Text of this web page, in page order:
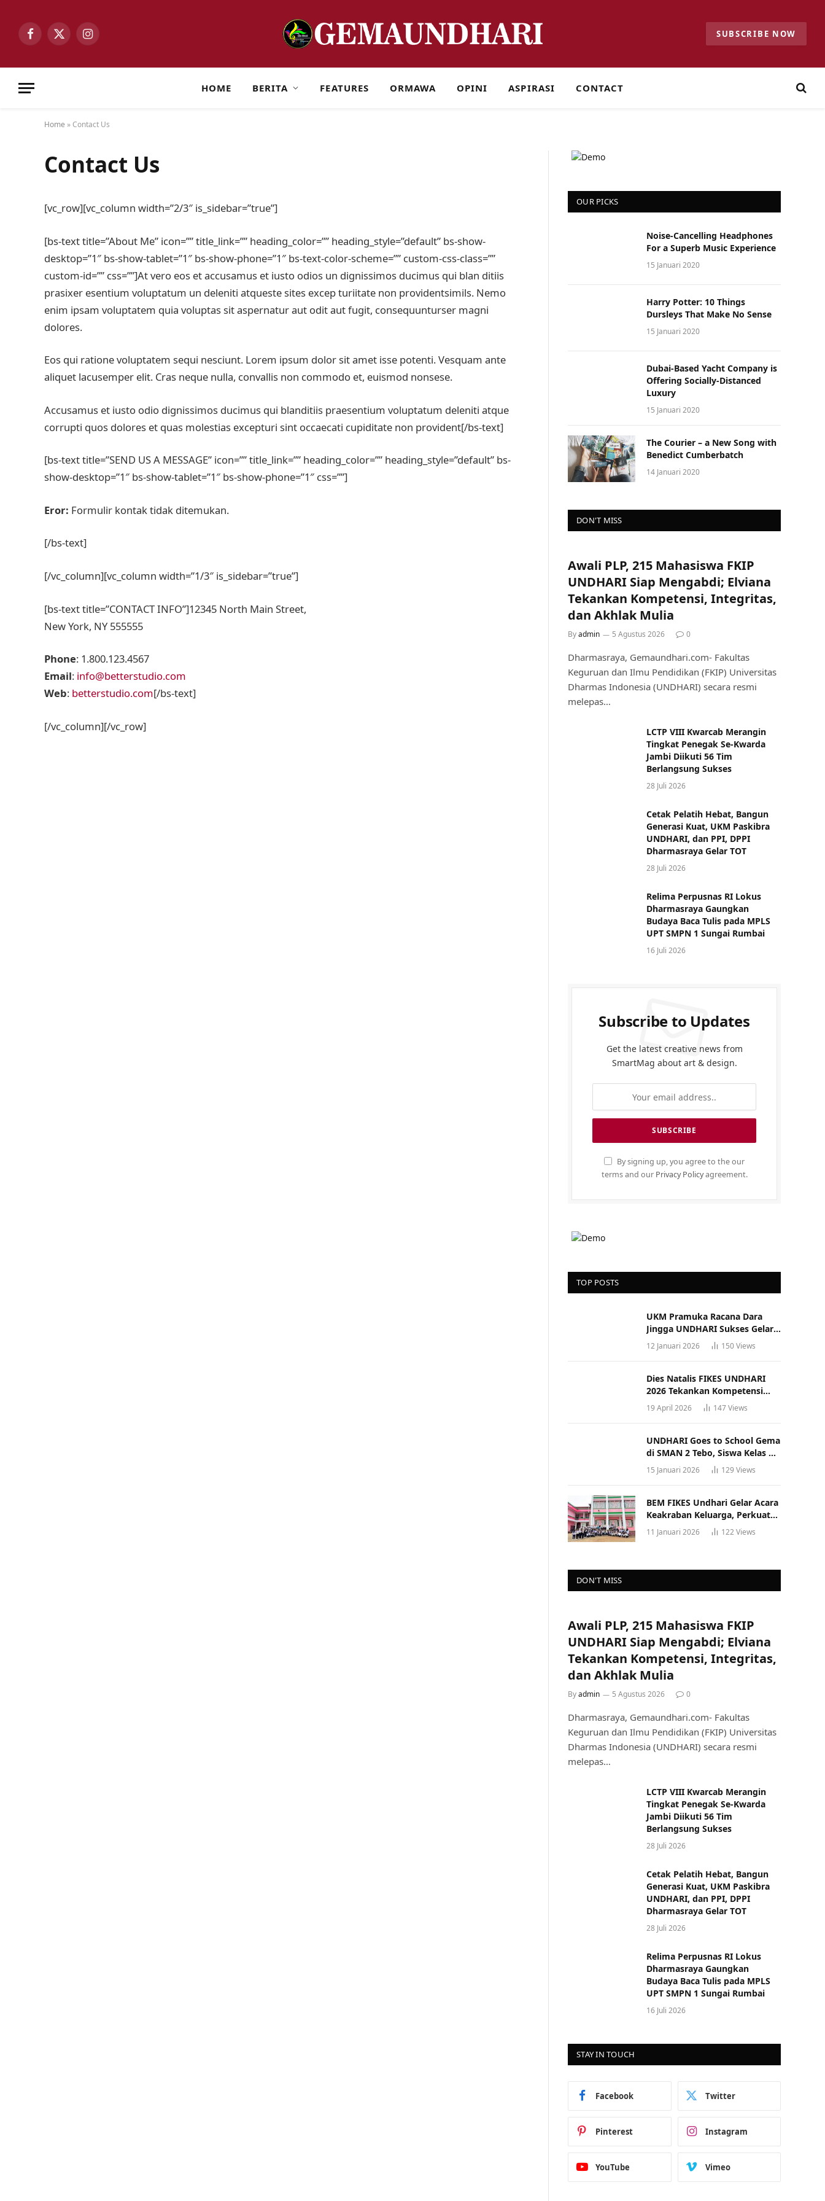
Facebook
X
Instagram SUBSCRIBE NOW
HOME BERITA FEATURES ORMAWA OPINI ASPIRASI CONTACT
Home »Contact Us
Contact Us
[vc_row][vc_column width=”2/3″ is_sidebar=”true”]
[bs-text title=”About Me” icon=”” title_link=”” heading_color=”” heading_style=”default” bs-show-
desktop=”1″ bs-show-tablet=”1″ bs-show-phone=”1″ bs-text-color-scheme=”” custom-css-class=””
custom-id=”” css=””]At vero eos et accusamus et iusto odios un dignissimos ducimus qui blan ditiis
prasixer esentium voluptatum un deleniti atqueste sites excep turiitate non providentsimils. Nemo
enim ipsam voluptatem quia voluptas sit aspernatur aut odit aut fugit, consequunturser magni
dolores.
Eos qui ratione voluptatem sequi nesciunt. Lorem ipsum dolor sit amet isse potenti. Vesquam ante
aliquet lacusemper elit. Cras neque nulla, convallis non commodo et, euismod nonsese.
Accusamus et iusto odio dignissimos ducimus qui blanditiis praesentium voluptatum deleniti atque
corrupti quos dolores et quas molestias excepturi sint occaecati cupiditate non provident[/bs-text]
[bs-text title=”SEND US A MESSAGE” icon=”” title_link=”” heading_color=”” heading_style=”default” bs-
show-desktop=”1″ bs-show-tablet=”1″ bs-show-phone=”1″ css=””]
Eror: Formulir kontak tidak ditemukan.
[/bs-text]
[/vc_column][vc_column width=”1/3″ is_sidebar=”true”]
[bs-text title=”CONTACT INFO”]12345 North Main Street,
New York, NY 555555
Phone: 1.800.123.4567
Email: info@betterstudio.com
Web: betterstudio.com[/bs-text]
[/vc_column][/vc_row]
OUR PICKS
Noise-Cancelling Headphones
For a Superb Music Experience
15 Januari 2020
Harry Potter: 10 Things
Dursleys That Make No Sense
15 Januari 2020
Dubai-Based Yacht Company is
Offering Socially-Distanced
Luxury
15 Januari 2020
The Courier – a New Song with
Benedict Cumberbatch
14 Januari 2020
DON'T MISS
Awali PLP, 215 Mahasiswa FKIP
UNDHARI Siap Mengabdi; Elviana
Tekankan Kompetensi, Integritas,
dan Akhlak Mulia
Byadmin 5 Agustus 2026 0
Dharmasraya, Gemaundhari.com- Fakultas
Keguruan dan Ilmu Pendidikan (FKIP) Universitas
Dharmas Indonesia (UNDHARI) secara resmi
melepas…
LCTP VIII Kwarcab Merangin
Tingkat Penegak Se-Kwarda
Jambi Diikuti 56 Tim
Berlangsung Sukses
28 Juli 2026
Cetak Pelatih Hebat, Bangun
Generasi Kuat, UKM Paskibra
UNDHARI, dan PPI, DPPI
Dharmasraya Gelar TOT
28 Juli 2026
Relima Perpusnas RI Lokus
Dharmasraya Gaungkan
Budaya Baca Tulis pada MPLS
UPT SMPN 1 Sungai Rumbai
16 Juli 2026
Subscribe to Updates
Get the latest creative news from
SmartMag about art & design.
By signing up, you agree to the our
terms and our Privacy Policyagreement.
TOP POSTS
UKM Pramuka Racana Dara
Jingga UNDHARI Sukses Gelar
Musyawarah Racana
12 Januari 2026 150Views
Dies Natalis FIKES UNDHARI
2026 Tekankan Kompetensi
dan Profesionalisme Tenaga
Kesehatan
19 April 2026 147Views
UNDHARI Goes to School Gema
di SMAN 2 Tebo, Siswa Kelas XII
Antusias Ikuti Sosialisasi
Kampus Berkualitas
15 Januari 2026 129 Views
BEM FIKES Undhari Gelar Acara
Keakraban Keluarga, Perkuat
Solidaritas dan Gaya Hidup
Sehat
11 Januari 2026 122Views
DON'T MISS
Awali PLP, 215 Mahasiswa FKIP
UNDHARI Siap Mengabdi; Elviana
Tekankan Kompetensi, Integritas,
dan Akhlak Mulia
Byadmin 5 Agustus 2026 0
Dharmasraya, Gemaundhari.com- Fakultas
Keguruan dan Ilmu Pendidikan (FKIP) Universitas
Dharmas Indonesia (UNDHARI) secara resmi
melepas…
LCTP VIII Kwarcab Merangin
Tingkat Penegak Se-Kwarda
Jambi Diikuti 56 Tim
Berlangsung Sukses
28 Juli 2026
Cetak Pelatih Hebat, Bangun
Generasi Kuat, UKM Paskibra
UNDHARI, dan PPI, DPPI
Dharmasraya Gelar TOT
28 Juli 2026
Relima Perpusnas RI Lokus
Dharmasraya Gaungkan
Budaya Baca Tulis pada MPLS
UPT SMPN 1 Sungai Rumbai
16 Juli 2026
STAY IN TOUCH
Facebook Twitter
Pinterest Instagram
YouTube Vimeo